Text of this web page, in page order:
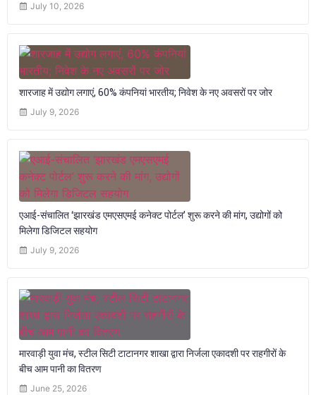
July 10, 2026
शारजाह में उद्योग लगाएं, 60% कंपनियां भारतीय; निवेश के नए अवसरों पर जोर
July 9, 2026
एआई-संचालित ‘झारखंड एमएसएमई कनेक्ट पोर्टल’ शुरू करने की मांग, उद्योगों को
मिलेगा डिजिटल सहयोग
July 9, 2026
मारवाड़ी युवा मंच, स्टील सिटी टाटानगर शाखा द्वारा निर्जला एकादशी पर राहगीरों के
बीच आम पानी का वितरण
June 25, 2026